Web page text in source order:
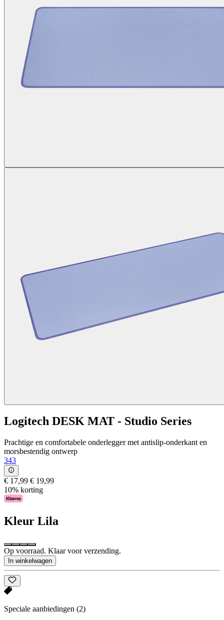
Logitech DESK MAT - Studio Series
Prachtige en comfortabele onderlegger met antislip-onderkant en
morsbestendig ontwerp
343
€ 17,99 € 19,99
10% korting
Kleur Lila
Op voorraad. Klaar voor verzending.
In winkelwagen
Speciale aanbiedingen (2)